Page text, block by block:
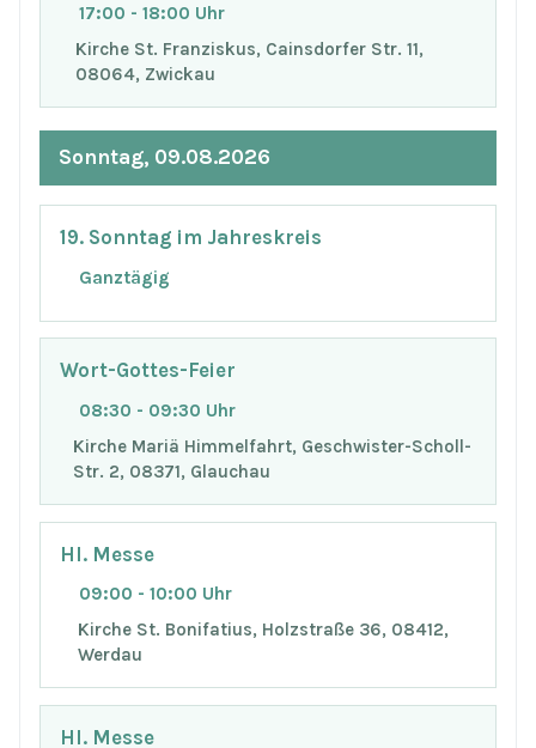
17:00 - 18:00 Uhr
Kirche St. Franziskus, Cainsdorfer Str. 11,
08064, Zwickau
Sonntag, 09.08.2026
19. Sonntag im Jahreskreis
Ganztägig
Wort-Gottes-Feier
08:30 - 09:30 Uhr
Kirche Mariä Himmelfahrt, Geschwister-Scholl-
Str. 2, 08371, Glauchau
Hl. Messe
09:00 - 10:00 Uhr
Kirche St. Bonifatius, Holzstraße 36, 08412,
Werdau
Hl. Messe